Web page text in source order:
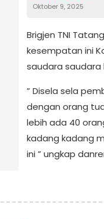
Oktober 9, 2025
Brigjen TNI
kesempatan ini
saudara saudara
” Disela sela
dengan orang
lebih ada 40
kadang kadang
ini ” ungkap